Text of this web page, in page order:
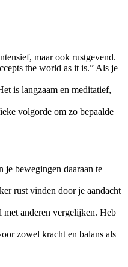
maar ook rustgevend.
the world as it is.” Als je
is langzaam en meditatief,
volgorde om zo bepaalde
je bewegingen daaraan te
rust vinden door je aandacht
met anderen vergelijken. Heb
zowel kracht en balans als